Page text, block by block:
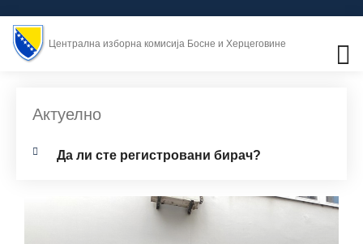
Централна изборна комисија Босне и Херцеговине
Актуелно
Дa ли стe рeгистрoвaни бирач?